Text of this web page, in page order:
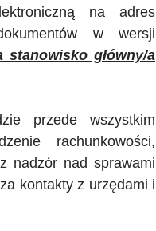
na adres
w wersji
stanowisko główny/a
przede wszystkim
rachunkowości,
nadzór nad sprawami
kontakty z urzędami i